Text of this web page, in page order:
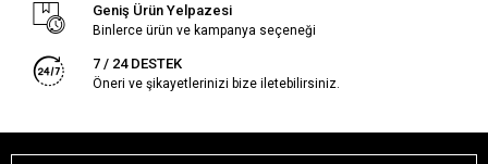
Geniş Ürün Yelpazesi
Binlerce ürün ve kampanya seçeneği
7 / 24 DESTEK
Öneri ve şikayetlerinizi bize iletebilirsiniz.